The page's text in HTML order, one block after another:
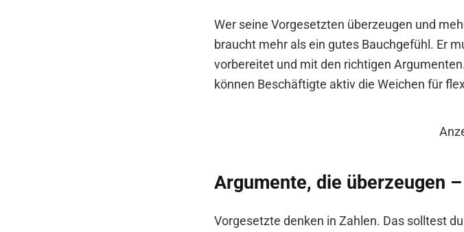
Wer seine Vorgesetzten überzeugen und
braucht mehr als ein gutes Bauchgefühl. Er
vorbereitet und mit den richtigen
können Beschäftigte aktiv die Weichen für
Argumente, die überzeugen
Vorgesetzte denken in Zahlen. Das solltest